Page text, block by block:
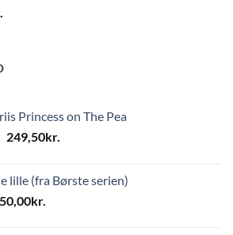
Princess on The Pea
Den
var:
499,00kr..
249,50kr.
er:
lille (fra Børste serien)
Den
50,00kr.